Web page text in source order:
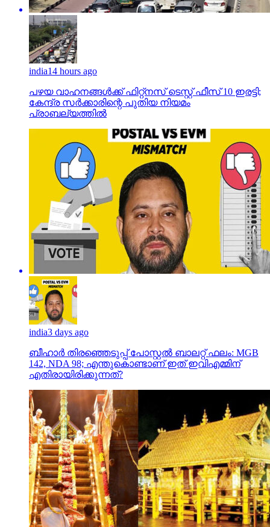
india14 hours ago
പഴയ വാഹനങ്ങള്‍ക്ക് ഫിറ്റ്‌നസ് ടെസ്റ്റ് ഫീസ് 10 ഇരട്ടി;
കേന്ദ്ര സര്‍ക്കാരിന്റെ പുതിയ നിയമം
പ്രാബല്യത്തില്‍
india3 days ago
ബീഹാർ തിരഞ്ഞെടുപ്പ് പോസ്റ്റൽ ബാലറ്റ് ഫലം: MGB
142, NDA 98; എന്തുകൊണ്ടാണ് ഇത് ഇവിഎമ്മിന്
എതിരായിരിക്കുന്നത്?